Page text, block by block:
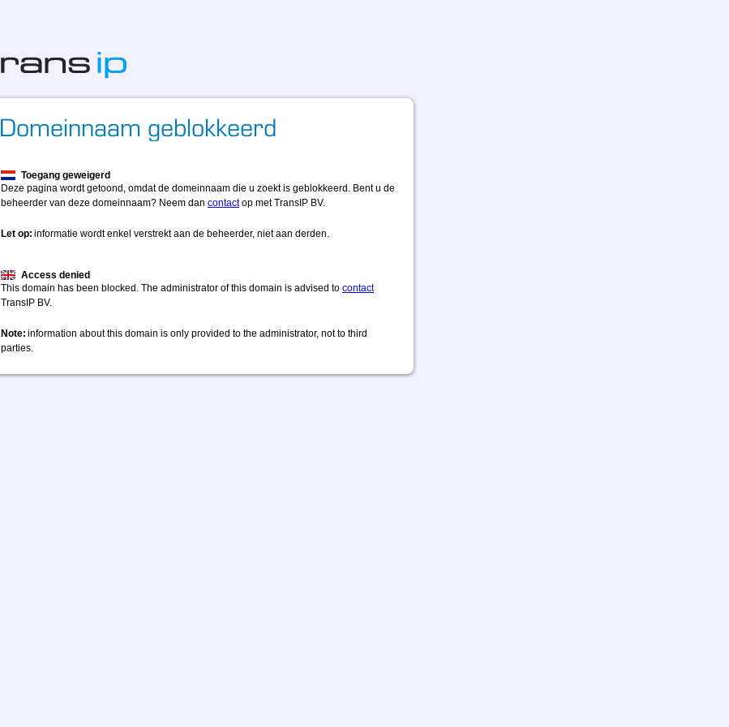
Toegang geweigerd
Deze pagina wordt getoond, omdat de domeinnaam die u zoekt is geblokkeerd. Bent u de
beheerder van deze domeinnaam? Neem dan contactop met TransIP BV.
Let op: informatie wordt enkel verstrekt aan de beheerder, niet aan derden.
Access denied
This domain has been blocked. The administrator of this domain is advised to contact
TransIP BV.
Note: information about this domain is only provided to the administrator, not to third
parties.